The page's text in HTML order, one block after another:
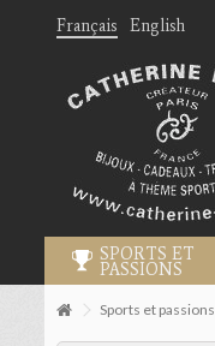
Français English
SPORTS ET
PASSIONS
Sports et passions